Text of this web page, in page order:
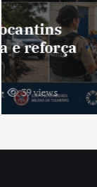
Cultura
tradições
um
ByInês